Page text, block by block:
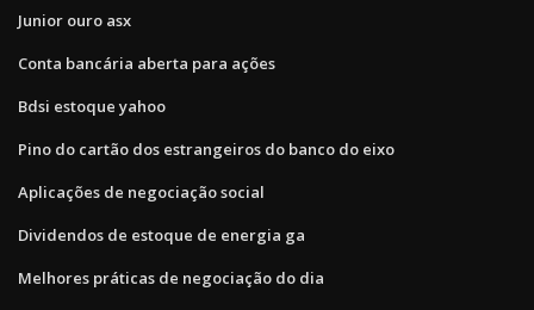
Junior ouro asx
Conta bancária aberta para ações
Bdsi estoque yahoo
Pino do cartão dos estrangeiros do banco do eixo
Aplicações de negociação social
Dividendos de estoque de energia ga
Melhores práticas de negociação do dia